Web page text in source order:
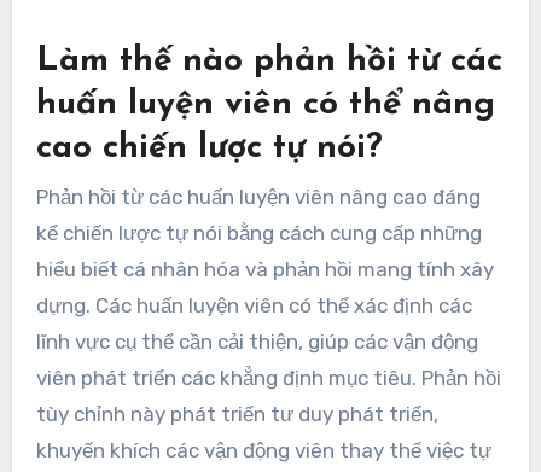
Làm thế nào phản hồi từ các
huấn luyện viên có thể nâng
cao chiến lược tự nói?
Phản hồi từ các huấn luyện viên nâng cao đáng
kể chiến lược tự nói bằng cách cung cấp những
hiểu biết cá nhân hóa và phản hồi mang tính xây
dựng. Các huấn luyện viên có thể xác định các
lĩnh vực cụ thể cần cải thiện, giúp các vận động
viên phát triển các khẳng định mục tiêu. Phản hồi
tùy chỉnh này phát triển tư duy phát triển,
khuyến khích các vận động viên thay thế việc tự